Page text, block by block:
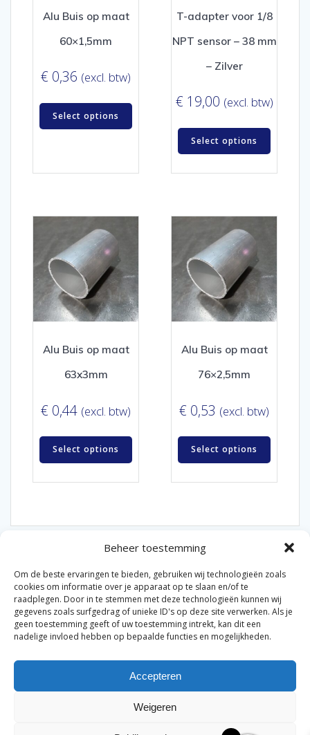
Beheer toestemming
Om de beste ervaringen te bieden, gebruiken wij technologieën zoals
cookies om informatie over je apparaat op te slaan en/of te
raadplegen. Door in te stemmen met deze technologieën kunnen wij
gegevens zoals surfgedrag of unieke ID's op deze site verwerken. Als je
geen toestemming geeft of uw toestemming intrekt, kan dit een
nadelige invloed hebben op bepaalde functies en mogelijkheden.
Accepteren
Weigeren
Alu Buis op maat
60×1,5mm
€ 0,36 (excl. btw)
Select options
T-adapter voor 1/8
NPT sensor – 38 mm
– Zilver
€ 19,00 (excl. btw)
Select options
Alu Buis op maat
63x3mm
€ 0,44 (excl. btw)
Select options
Alu Buis op maat
76×2,5mm
€ 0,53 (excl. btw)
Select options
© 2026 Van der Bel Las en Radiateurenbedrijf.
Privacyverklaring|Cookiebeleid|Retourbeleid|
Algemene voorwaarden voor consumenten
algemene voorwaarden
Disclaimer